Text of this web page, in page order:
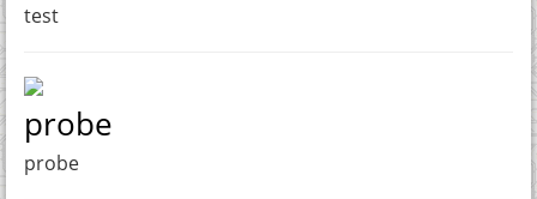
test
probe
probe